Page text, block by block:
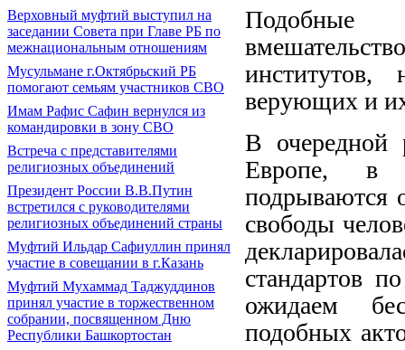
Верховный муфтий выступил на
заседании Совета при Главе РБ по
межнациональным отношениям
Мусульмане г.Октябрьский РБ
помогают семьям участников СВО
Имам Рафис Сафин вернулся из
командировки в зону СВО
Встреча с представителями
религиозных объединений
Президент России В.В.Путин
встретился с руководителями
религиозных объединений страны
Муфтий Ильдар Сафиуллин принял
участие в совещании в г.Казань
Муфтий Мухаммад Таджуддинов
принял участие в торжественном
собрании, посвященном Дню
Республики Башкортостан
Подобные
верующих и
В очередной
Европе, в
подрываются
свободы
стандартов
ожидаем
подобных